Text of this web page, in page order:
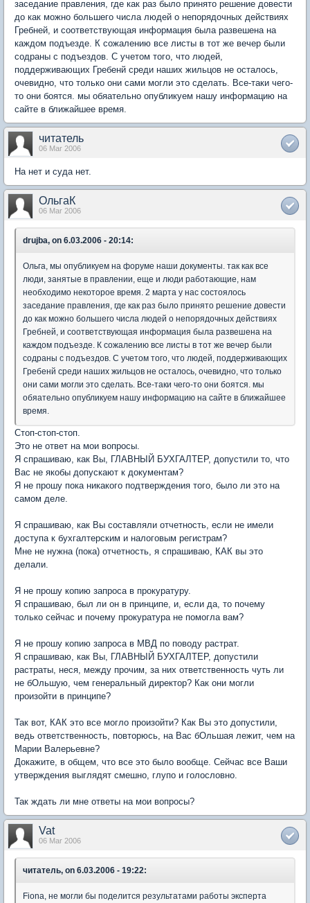
заседание правления, где как раз было принято решение довести
до как можно большего числа людей о непорядочных действиях
Гребней, и соответствующая информация была развешена на
каждом подъезде. К сожалению все листы в тот же вечер были
содраны с подъездов. С учетом того, что людей,
поддерживающих Гребенй среди наших жильцов не осталось,
очевидно, что только они сами могли это сделать. Все-таки чего-
то они боятся. мы обяательно опубликуем нашу информацию на
сайте в ближайшее время.
читатель
06 Mar 2006
На нет и суда нет.
ОльгаК
06 Mar 2006
drujba, on 6.03.2006 - 20:14:
Ольга, мы опубликуем на форуме наши документы. так как все
люди, занятые в правлении, еще и люди работающие, нам
необходимо некоторое время. 2 марта у нас состоялось
заседание правления, где как раз было принято решение довести
до как можно большего числа людей о непорядочных действиях
Гребней, и соответствующая информация была развешена на
каждом подъезде. К сожалению все листы в тот же вечер были
содраны с подъездов. С учетом того, что людей, поддерживающих
Гребенй среди наших жильцов не осталось, очевидно, что только
они сами могли это сделать. Все-таки чего-то они боятся. мы
обяательно опубликуем нашу информацию на сайте в ближайшее
время.
Стоп-стоп-стоп.
Это не ответ на мои вопросы.
Я спрашиваю, как Вы, ГЛАВНЫЙ БУХГАЛТЕР, допустили то, что
Вас не якобы допускают к документам?
Я не прошу пока никакого подтверждения того, было ли это на
самом деле.
Я спрашиваю, как Вы составляли отчетность, если не имели
доступа к бухгалтерским и налоговым регистрам?
Мне не нужна (пока) отчетность, я спрашиваю, КАК вы это
делали.
Я не прошу копию запроса в прокуратуру.
Я спрашиваю, был ли он в принципе, и, если да, то почему
только сейчас и почему прокуратура не помогла вам?
Я не прошу копию запроса в МВД по поводу растрат.
Я спрашиваю, как Вы, ГЛАВНЫЙ БУХГАЛТЕР, допустили
растраты, неся, между прочим, за них ответственность чуть ли
не бОльшую, чем генеральный директор? Как они могли
произойти в принципе?
Так вот, КАК это все могло произойти? Как Вы это допустили,
ведь ответственность, повторюсь, на Вас бОльшая лежит, чем на
Марии Валерьевне?
Докажите, в общем, что все это было вообще. Сейчас все Ваши
утверждения выглядят смешно, глупо и голословно.
Так ждать ли мне ответы на мои вопросы?
Vat
06 Mar 2006
читатель, on 6.03.2006 - 19:22:
Fiona, не могли бы поделится результатами работы эксперта